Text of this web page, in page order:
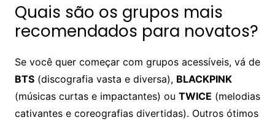
Quais são os grupos mais
recomendados para novatos?
Se você quer começar com grupos acessíveis, vá de
BTS(discografia vasta e diversa), BLACKPINK
(músicas curtas e impactantes) ou TWICE (melodias
cativantes e coreografias divertidas). Outros ótimos